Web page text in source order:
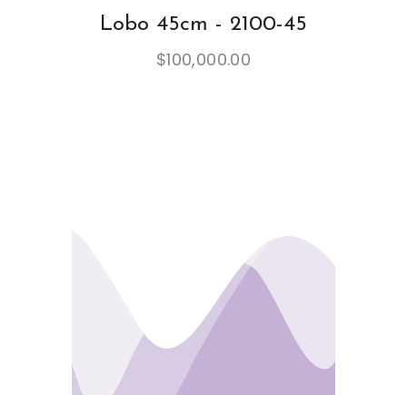
Lobo 45cm - 2100-45
$100,000.00